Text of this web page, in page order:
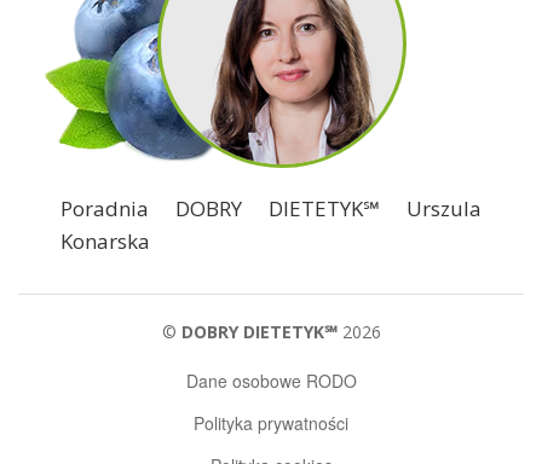
Poradnia DOBRY DIETETYK℠ Urszula
Konarska
© DOBRY DIETETYK℠2026
Dane osobowe RODO
Polityka prywatności